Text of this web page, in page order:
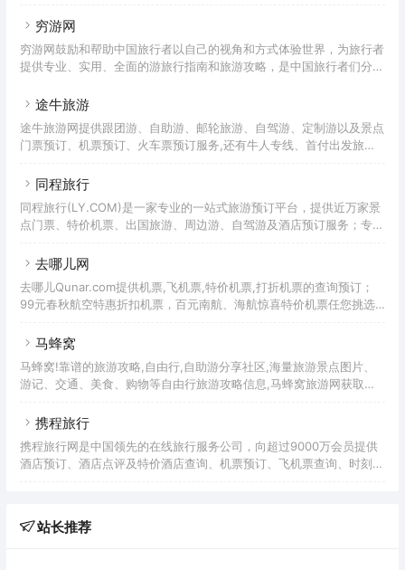
门票购买，签证代理，旅游卡券，租车，邮轮等旅游产品的信息搜索，
穷游网
穷游网鼓励和帮助中国旅行者以自己的视角和方式体验世界，为旅行者
提供专业、实用、全面的游旅行指南和旅游攻略，是中国旅行者们分享
个中国留学生的宿舍里。那是2004年，当时刚开始在欧洲留学的方便
着试试看的心态登陆该酒店网站并成功预订酒店。这一回尝试让资讯的
力量打动了方便面，他以自己搜集的信息为基础做了一个简单的网站和
就
途牛旅游
途牛旅游网提供跟团游、自助游、邮轮旅游、自驾游、定制游以及景点
门票预订、机票预订、火车票预订服务,还有牛人专线、首付出发旅游
特卖旅游路线让你畅游海内外,要旅游,找途牛。途牛旅游网创立于2006
休闲旅游的中国公司。截至2018年年底，途牛合作旅游服务供应商逾
16500家，可以为消费者提供的跟团和自助等打包旅游产品超过220万
同程旅行
同程旅行(LY.COM)是一家专业的一站式旅游预订平台，提供近万家景
点门票、特价机票、出国旅游、周边游、自驾游及酒店预订服务；专业
新者和领先者， 由同程集团旗下同程网络与艺龙旅行网于2018年3月
市（股票代码：0780.HK）。同程艺龙致力于打造在线旅行一站式平
台，业务涵盖交通票务预订（机票、火车票、汽车票、船票等）、在线
去哪儿网
去哪儿Qunar.com提供机票,飞机票,特价机票,打折机票的查询预订；
99元春秋航空特惠折扣机票，百元南航、海航惊喜特价机票任您挑选,
Qunar.com。实时提供上百家旅游预订网站机票报价和航空公司直销
订的最佳途径。去哪儿（包含去哪儿旅行APP及去哪儿网Qunar.com）
是中国领先的一站式旅行平台。去哪儿网站上线于2005年5月，2010
马蜂窝
马蜂窝!靠谱的旅游攻略,自由行,自助游分享社区,海量旅游景点图片、
游记、交通、美食、购物等自由行旅游攻略信息,马蜂窝旅游网获取自
是中国年轻一代用得更多的旅行APP。得益于“内容+交易”的核心优
简单、高效和便捷，是旅游消费决策的重要入口。马蜂窝是旅行社交平
台，是数据驱动的新型旅行电商。提供全球6万个旅游目的地的玩乐、
携程旅行
携程旅行网是中国领先的在线旅行服务公司，向超过9000万会员提供
酒店预订、酒店点评及特价酒店查询、机票预订、飞机票查询、时刻
旅管理服务等，服务范围覆盖旅行前、行中、行后、及目的地服务等旅
站长推荐